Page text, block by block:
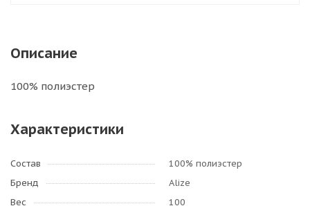
Описание
100% полиэстер
Характеристики
Состав
100% полиэстер
Бренд
Alize
Вес
100